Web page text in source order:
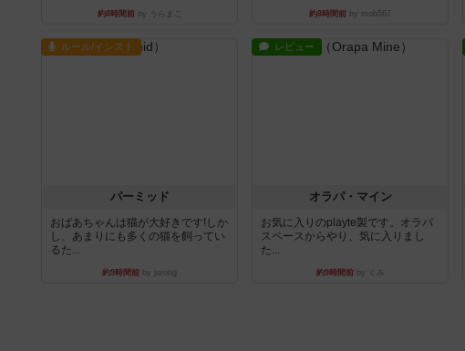
約8時間前by うらまこ 約8時間前 by mob567
ルール/インスト
パーミッド
おばあちゃんは猫が大好きです!しか
し、あまりにも多くの猫を飼ってい
るた...
約9時間前 by jurong
レビュー
オラパ・マイン
お気に入りのplayte製です。オラパ
スペースからやり、気に入りまし
た...
約9時間前by くみ